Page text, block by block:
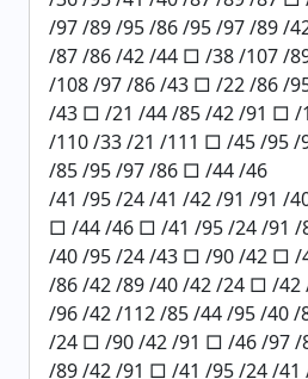
/97 /89 /95 /86 /95 /97 /89 /
/87 /86 /42 /44 □ /38 /107 /
/108 /97 /86 /43 □ /22 /86 /
/43 □ /21 /44 /85 /42 /91 □ /
/110 /33 /21 /111 □ /45 /95
/85 /95 /97 /86 □ /44 /46
/41 /95 /24 /41 /42 /91 /91 /
□ /44 /46 □ /41 /95 /24 /91 /
/40 /95 /24 /43 □ /90 /42 □ /
/86 /42 /89 /40 /42 /24 □ /
/96 /42 /112 /85 /44 /95 /40 /
/24 □ /90 /42 /91 □ /46 /97 /
/89 /42 /91 □ /41 /95 /24 /41